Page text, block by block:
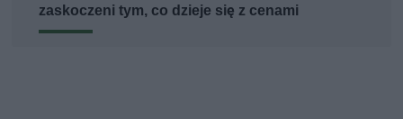
zaskoczeni tym, co dzieje się z cenami